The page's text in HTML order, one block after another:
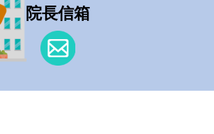
院長信箱